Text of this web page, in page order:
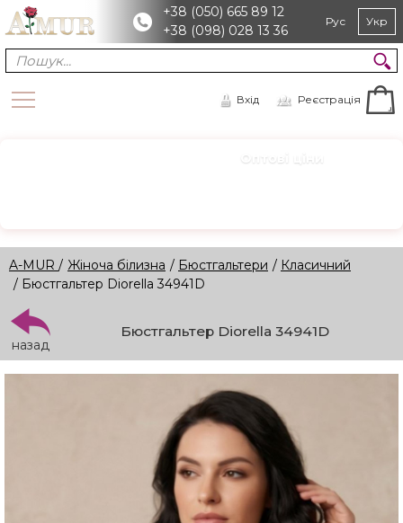
+38 (050) 665 89 12
+38 (098) 028 13 36
Рус Укр
Вхід Реєстрація
Оптові ціни
A-MUR / Жіноча білизна / Бюстгальтери / Класичний
/ Бюстгальтер Diorella 34941D
назад
Бюстгальтер Diorella 34941D